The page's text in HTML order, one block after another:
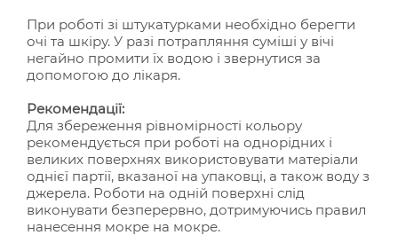
При роботі зі штукатурками необхідно берегти
очі та шкіру. У разі потрапляння суміші у вічі
негайно промити їх водою і звернутися за
допомогою до лікаря.
Рекомендації:
Для збереження рівномірності кольору
рекомендується при роботі на однорідних і
великих поверхнях використовувати матеріали
однієї партії, вказаної на упаковці, а також воду з
джерела. Роботи на одній поверхні слід
виконувати безперервно, дотримуючись правил
нанесення мокре на мокре.